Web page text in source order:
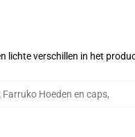
lichte verschillen in het
: Farruko Hoeden en caps,